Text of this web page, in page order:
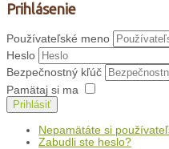
Prihlásenie
Používateľské meno
Heslo
Bezpečnostný kľúč
Pamätaj si ma
Prihlásiť
Nepamätáte si
Zabudli ste heslo?